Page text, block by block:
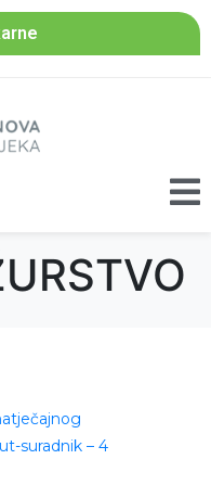
suradnik – 4